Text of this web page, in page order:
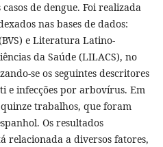
de dengue. Foi realizada
nas bases de dados:
e Literatura Latino-
da Saúde (LILACS), no
se os seguintes descritores
e infecções por arbovírus. Em
trabalhos, que foram
Os resultados
relacionada a diversos fatores,